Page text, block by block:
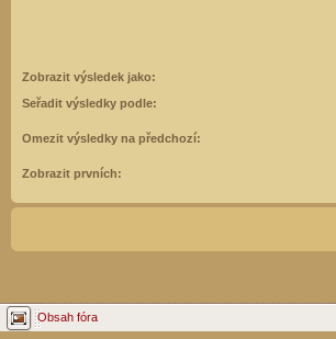
Zobrazit výsledek jako:
Seřadit výsledky podle:
Omezit výsledky na předchozí:
Zobrazit prvních:
Obsah fóra